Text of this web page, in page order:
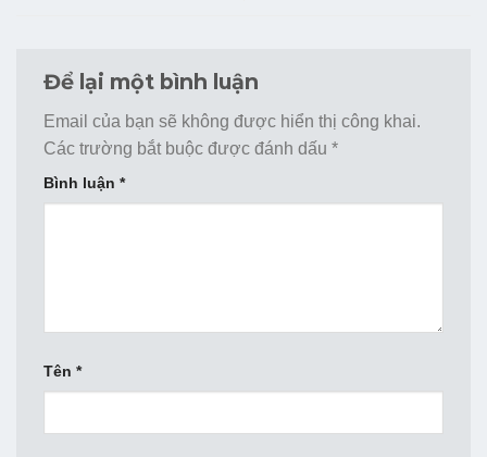
Để lại một bình luận
Email của bạn sẽ không được hiển thị công khai.
Các trường bắt buộc được đánh dấu *
Bình luận *
Tên *